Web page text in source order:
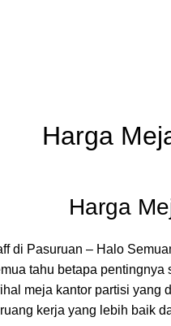
Harga
Harga
di Pasuruan – Halo
tahu betapa
meja kantor partisi yang
kerja yang lebih baik